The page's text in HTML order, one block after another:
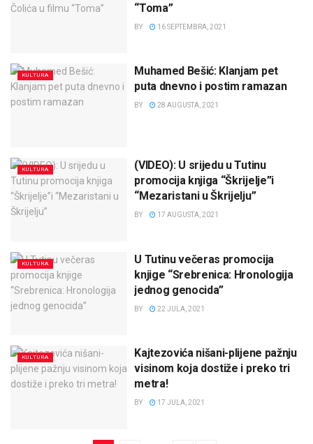
“Toma”
BY 16 SEPTEMBRA, 2021
KULTURA
Muhamed Bešić: Klanjam pet
puta dnevno i postim ramazan
BY 28 AUGUSTA, 2021
KULTURA
(VIDEO): U srijedu u Tutinu
promocija knjiga “Škrijelje”i
“Mezaristani u Škrijelju”
BY 17 AUGUSTA, 2021
KULTURA
U Tutinu večeras promocija
knjige “Srebrenica: Hronologija
jednog genocida”
BY 22 JULA, 2021
KULTURA
Kajtezovića nišani-plijene pažnju
visinom koja dostiže i preko tri
metra!
BY 17 JULA, 2021